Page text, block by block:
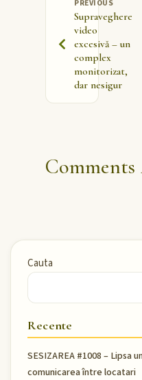
PREVIOUS
Supraveghere
video
excesivă – un
complex
monitorizat,
dar nesigur
Comments
Cauta
Recente
SESIZAREA #1008 –
comunicarea între locatari